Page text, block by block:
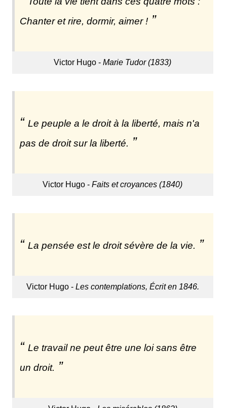
Chanter et rire, dormir, aimer !
Victor Hugo -Marie Tudor (1833)
Le peuple a le droit à la liberté, mais n'a
pas de droit sur la liberté.
Victor Hugo -Faits et croyances (1840)
La pensée est le droit sévère de la vie.
Victor Hugo - Les contemplations, Écrit en 1846.
Le travail ne peut être une loi sans être
un droit.